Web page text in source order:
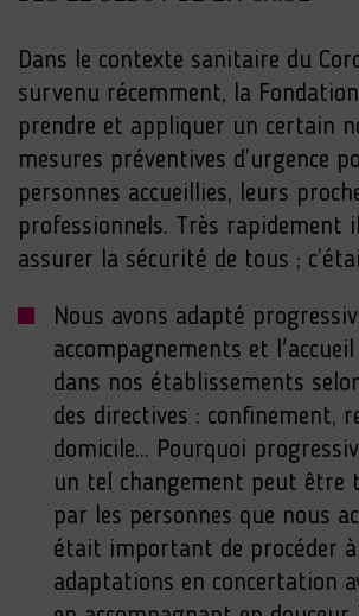
Dans le contexte sanitaire du
survenu récemment, la
prendre et appliquer un certain
mesures préventives d’urgence
personnes accueillies, leurs
professionnels. Très rapidement
assurer la sécurité de tous ;
Nous avons adapté
accompagnements et
dans nos établissements
des directives : confinement,
domicile... Pourquoi
un tel changement peut être
par les personnes que nous
était important de procéder à
adaptations en concertation